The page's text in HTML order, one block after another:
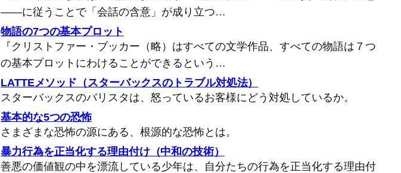
――に従うことで「会話の含意」が成り立つ…
物語の7つの基本プロット
『クリストファー・ブッカー（略）はすべての文学作品、すべての物語は７つ
の基本プロットにわけることができるという…
LATTEメソッド（スターバックスのトラブル対処法）
スターバックスのバリスタは、怒っているお客様にどう対処しているか。
基本的な5つの恐怖
さまざまな恐怖の源にある、根源的な恐怖とは。
暴力行為を正当化する理由付け（中和の技術）
善悪の価値観の中を漂流している少年は、自分たちの行為を正当化する理由付